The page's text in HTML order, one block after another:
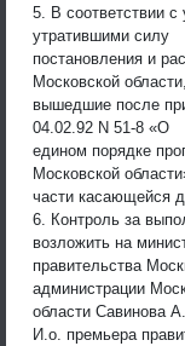
5. В соответствии
утратившими силу
постановления и
Московской области,
вышедшие после
04.02.92 N 51-8 «О
едином порядке
Московской
части касающейся
6. Контроль за
возложить на
правительства
администрации
области Савинова
И.о. премьера